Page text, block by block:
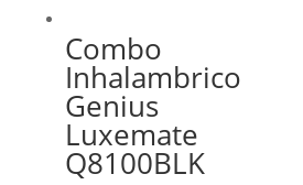
Combo
Inhalambrico
Genius
Luxemate
Q8100BLK